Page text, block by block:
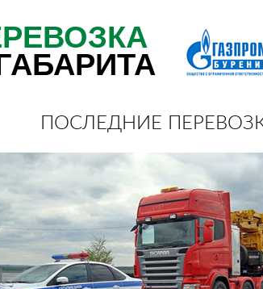
ПОСЛЕДНИЕ